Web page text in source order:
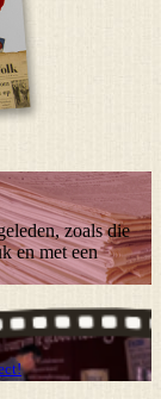
zoals die
en met een